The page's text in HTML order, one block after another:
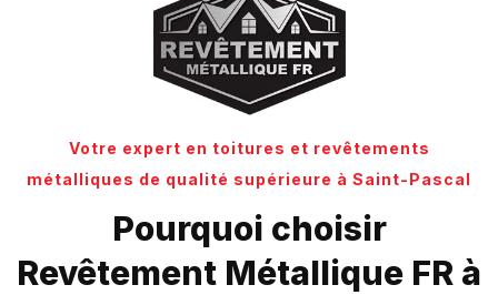
Votre expert en toitures et revêtements
métalliques de qualité supérieure à Saint-Pascal
Pourquoi choisir
Revêtement Métallique FR à